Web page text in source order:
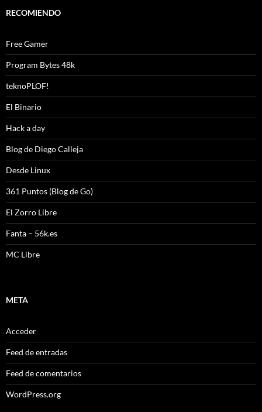
RECOMIENDO
Free Gamer
Program Bytes 48k
teknoPLOF!
El Binario
Hack a day
Blog de Diego Calleja
Desde Linux
361 Puntos (Blog de Go)
El Zorro Libre
Fanta – 56k.es
MC Libre
META
Acceder
Feed de entradas
Feed de comentarios
WordPress.org